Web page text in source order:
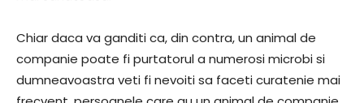
Chiar daca va ganditi ca, din contra, un animal de
companie poate fi purtatorul a numerosi microbi si
dumneavoastra veti fi nevoiti sa faceti curatenie mai